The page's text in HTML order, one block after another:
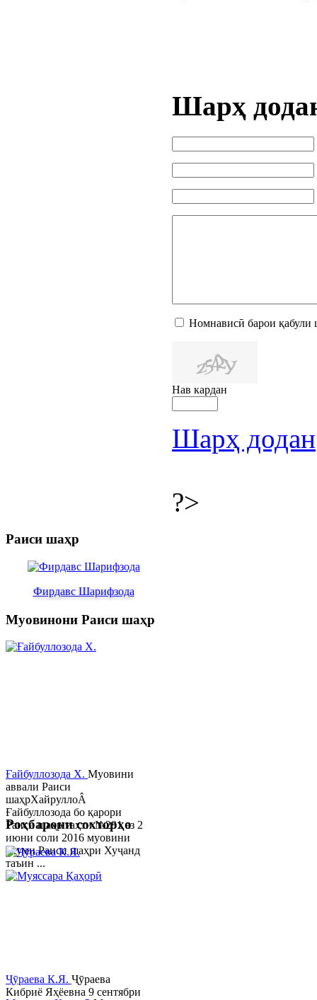
Шарҳ
Номнависӣ барои қабули
Нав кардан
Шарҳ додан
?>
Раиси шаҳр
Фирдавс Шарифзода
Муовинони Раиси шаҳр
Ғайбуллозода Х. Муовини
аввали Раиси
шаҳрХайруллоÂ
Ғайбуллозода бо қарори
Раиси шаҳр таҳти №281 аз 2
июни соли 2016 муовини
якуми Раиси шаҳри Хуҷанд
таъин ...
Роҳбарони сохторҳо
Ҷӯраева К.Я. Ҷӯраева
Кибриё Яҳёевна 9 сентябри